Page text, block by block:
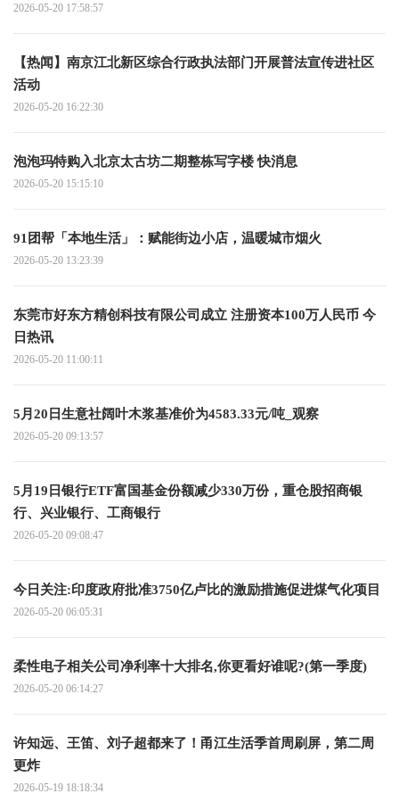
2026-05-20 17:58:57
【热闻】南京江北新区综合行政执法部门开展普法宣传进社区
活动
2026-05-20 16:22:30
泡泡玛特购入北京太古坊二期整栋写字楼 快消息
2026-05-20 15:15:10
91团帮「本地生活」：赋能街边小店，温暖城市烟火
2026-05-20 13:23:39
东莞市好东方精创科技有限公司成立 注册资本100万人民币 今
日热讯
2026-05-20 11:00:11
5月20日生意社阔叶木浆基准价为4583.33元/吨_观察
2026-05-20 09:13:57
5月19日银行ETF富国基金份额减少330万份，重仓股招商银
行、兴业银行、工商银行
2026-05-20 09:08:47
今日关注:印度政府批准3750亿卢比的激励措施促进煤气化项目
2026-05-20 06:05:31
柔性电子相关公司净利率十大排名,你更看好谁呢?(第一季度)
2026-05-20 06:14:27
许知远、王笛、刘子超都来了！甬江生活季首周刷屏，第二周
更炸
2026-05-19 18:18:34